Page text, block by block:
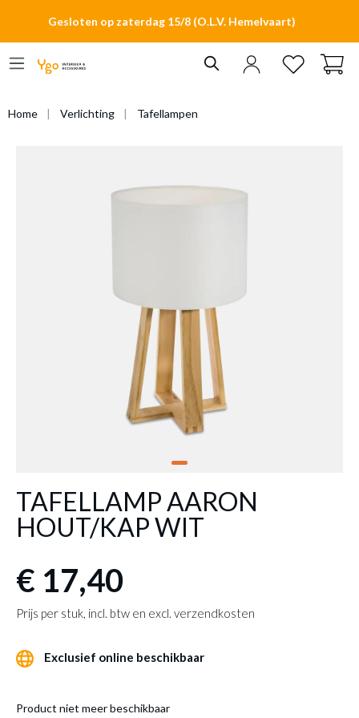
Gesloten op zaterdag 15/8 (O.L.V. Hemelvaart)
Home Verlichting Tafellampen
TAFELLAMP AARON
HOUT/KAP WIT
€ 17,40
Prijs per stuk, incl. btw en excl. verzendkosten
Exclusief online beschikbaar
Product niet meer beschikbaar